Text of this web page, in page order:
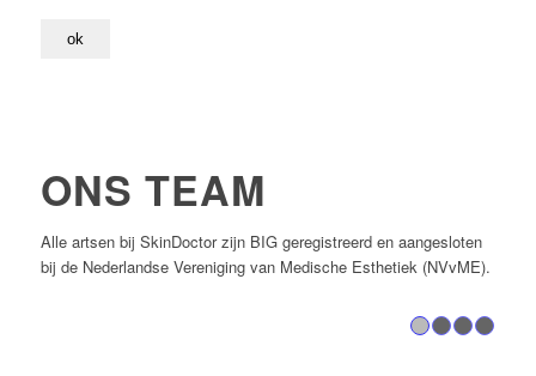
ONS TEAM
Alle artsen bij SkinDoctor zijn BIG geregistreerd en aangesloten
bij de Nederlandse Vereniging van Medische Esthetiek (NVvME).